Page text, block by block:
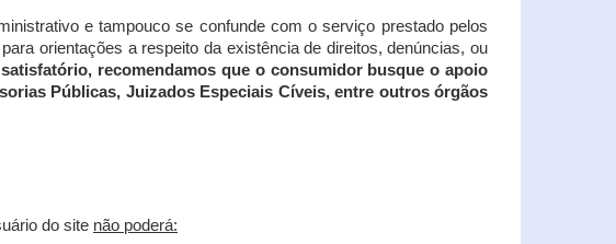
e tampouco se confunde com o serviço prestado pelos
orientações a respeito da existência de direitos, denúncias, ou
recomendamos que o consumidor busque o apoio
Públicas, Juizados Especiais Cíveis, entre outros órgãos
do site não poderá: